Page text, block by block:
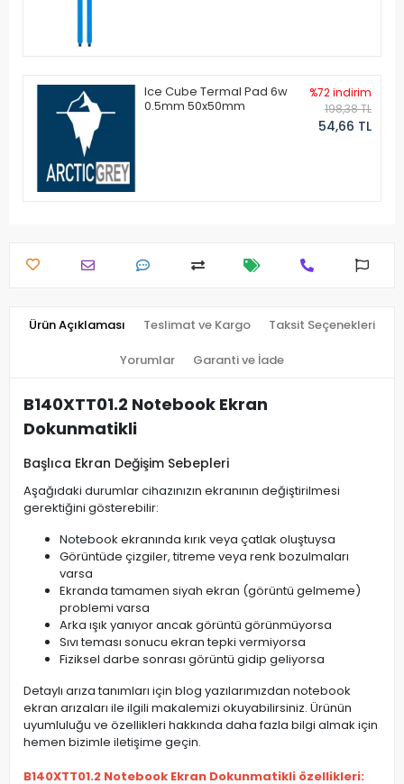
Ice Cube Termal Pad 6w
0.5mm 50x50mm
%72 indirim
198,38 TL
54,66 TL
Ürün Açıklaması Teslimat ve Kargo Taksit Seçenekleri
Yorumlar Garanti ve İade
B140XTT01.2 Notebook Ekran
Dokunmatikli
Başlıca Ekran Değişim Sebepleri
Aşağıdaki durumlar cihazınızın ekranının değiştirilmesi
gerektiğini gösterebilir:
Notebook ekranında kırık veya çatlak oluştuysa
Görüntüde çizgiler, titreme veya renk bozulmaları
varsa
Ekranda tamamen siyah ekran (görüntü gelmeme)
problemi varsa
Arka ışık yanıyor ancak görüntü görünmüyorsa
Sıvı teması sonucu ekran tepki vermiyorsa
Fiziksel darbe sonrası görüntü gidip geliyorsa
Detaylı arıza tanımları için blog yazılarımızdan notebook
ekran arızaları ile ilgili makalemizi okuyabilirsiniz. Ürünün
uyumluluğu ve özellikleri hakkında daha fazla bilgi almak için
hemen bizimle iletişime geçin.
B140XTT01.2 Notebook Ekran Dokunmatikli özellikleri: